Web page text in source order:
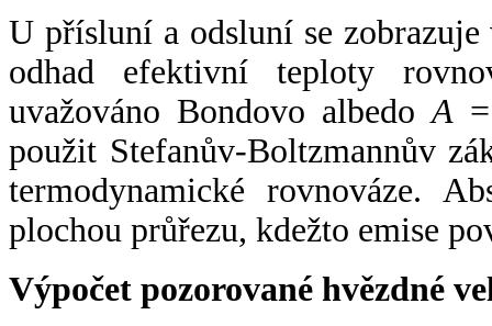
U přísluní a odsluní se
odhad efektivní teploty
uvažováno Bondovo albedoA
použit Stefanův-Boltzmannův
termodynamické rovnováze.
plochou průřezu, kdežto emise
Výpočet pozorované hvězdné